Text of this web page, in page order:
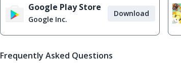
Google Play Store
Google Inc.
Download
Frequently Asked Questions